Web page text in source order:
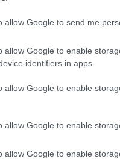
allow Google to send me
allow Google to enable
identifiers in apps.
allow Google to enable
allow Google to enable
allow Google to enable